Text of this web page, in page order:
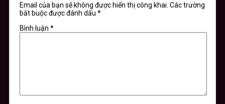
Email của bạn sẽ không được hiển thị công khai. Các trường
bắt buộc được đánh dấu *
Bình luận *